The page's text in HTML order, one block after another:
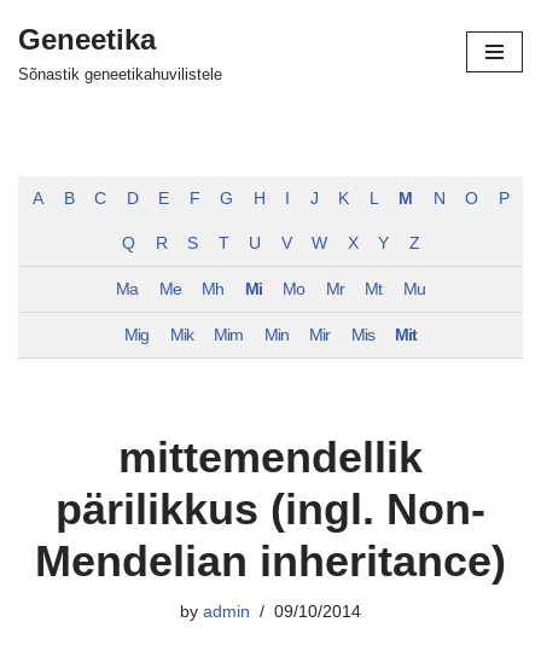
Skip
Geneetika
Sõnastik geneetikahuvilistele
A B C D E F G H J K L M N O P
Q R S T U V W X Y Z
Ma Me Mh Mi Mo Mr Mt Mu
Mig Mik Mim Min Mir Mis Mit
mittemendellik
pärilikkus (ingl. Non-
Mendelian inheritance)
by admin 09/10/2014